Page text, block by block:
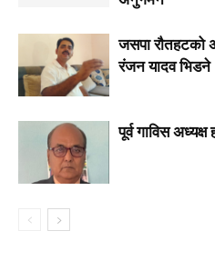
जसपा राैतहटको
रंजन यादव भिडने
पूर्व गाविस